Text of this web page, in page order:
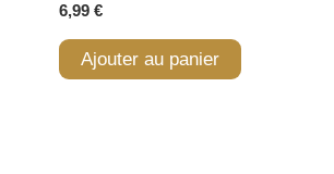
6,99 €
Ajouter au panier